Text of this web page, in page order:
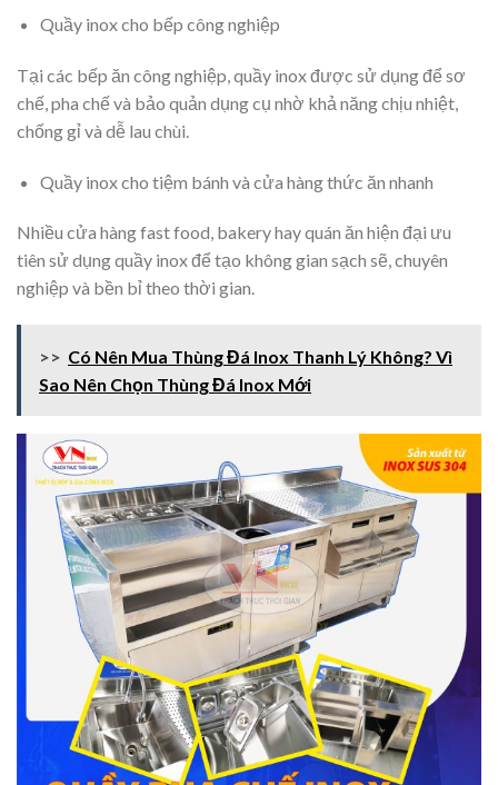
Quầy inox cho bếp công nghiệp
Tại các bếp ăn công nghiệp, quầy inox được sử dụng để sơ
chế, pha chế và bảo quản dụng cụ nhờ khả năng chịu nhiệt,
chống gỉ và dễ lau chùi.
Quầy inox cho tiệm bánh và cửa hàng thức ăn nhanh
Nhiều cửa hàng fast food, bakery hay quán ăn hiện đại ưu
tiên sử dụng quầy inox để tạo không gian sạch sẽ, chuyên
nghiệp và bền bỉ theo thời gian.
>> Có Nên Mua Thùng Đá Inox Thanh Lý Không? Vì
Sao Nên Chọn Thùng Đá Inox Mới